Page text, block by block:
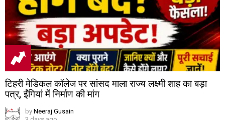
टिहरी मेडिकल कॉलेज पर सांसद माला राज्य लक्ष्मी शाह का बड़ा
पत्र, ईंगियां में निर्माण की मांग
by Neeraj Gusain